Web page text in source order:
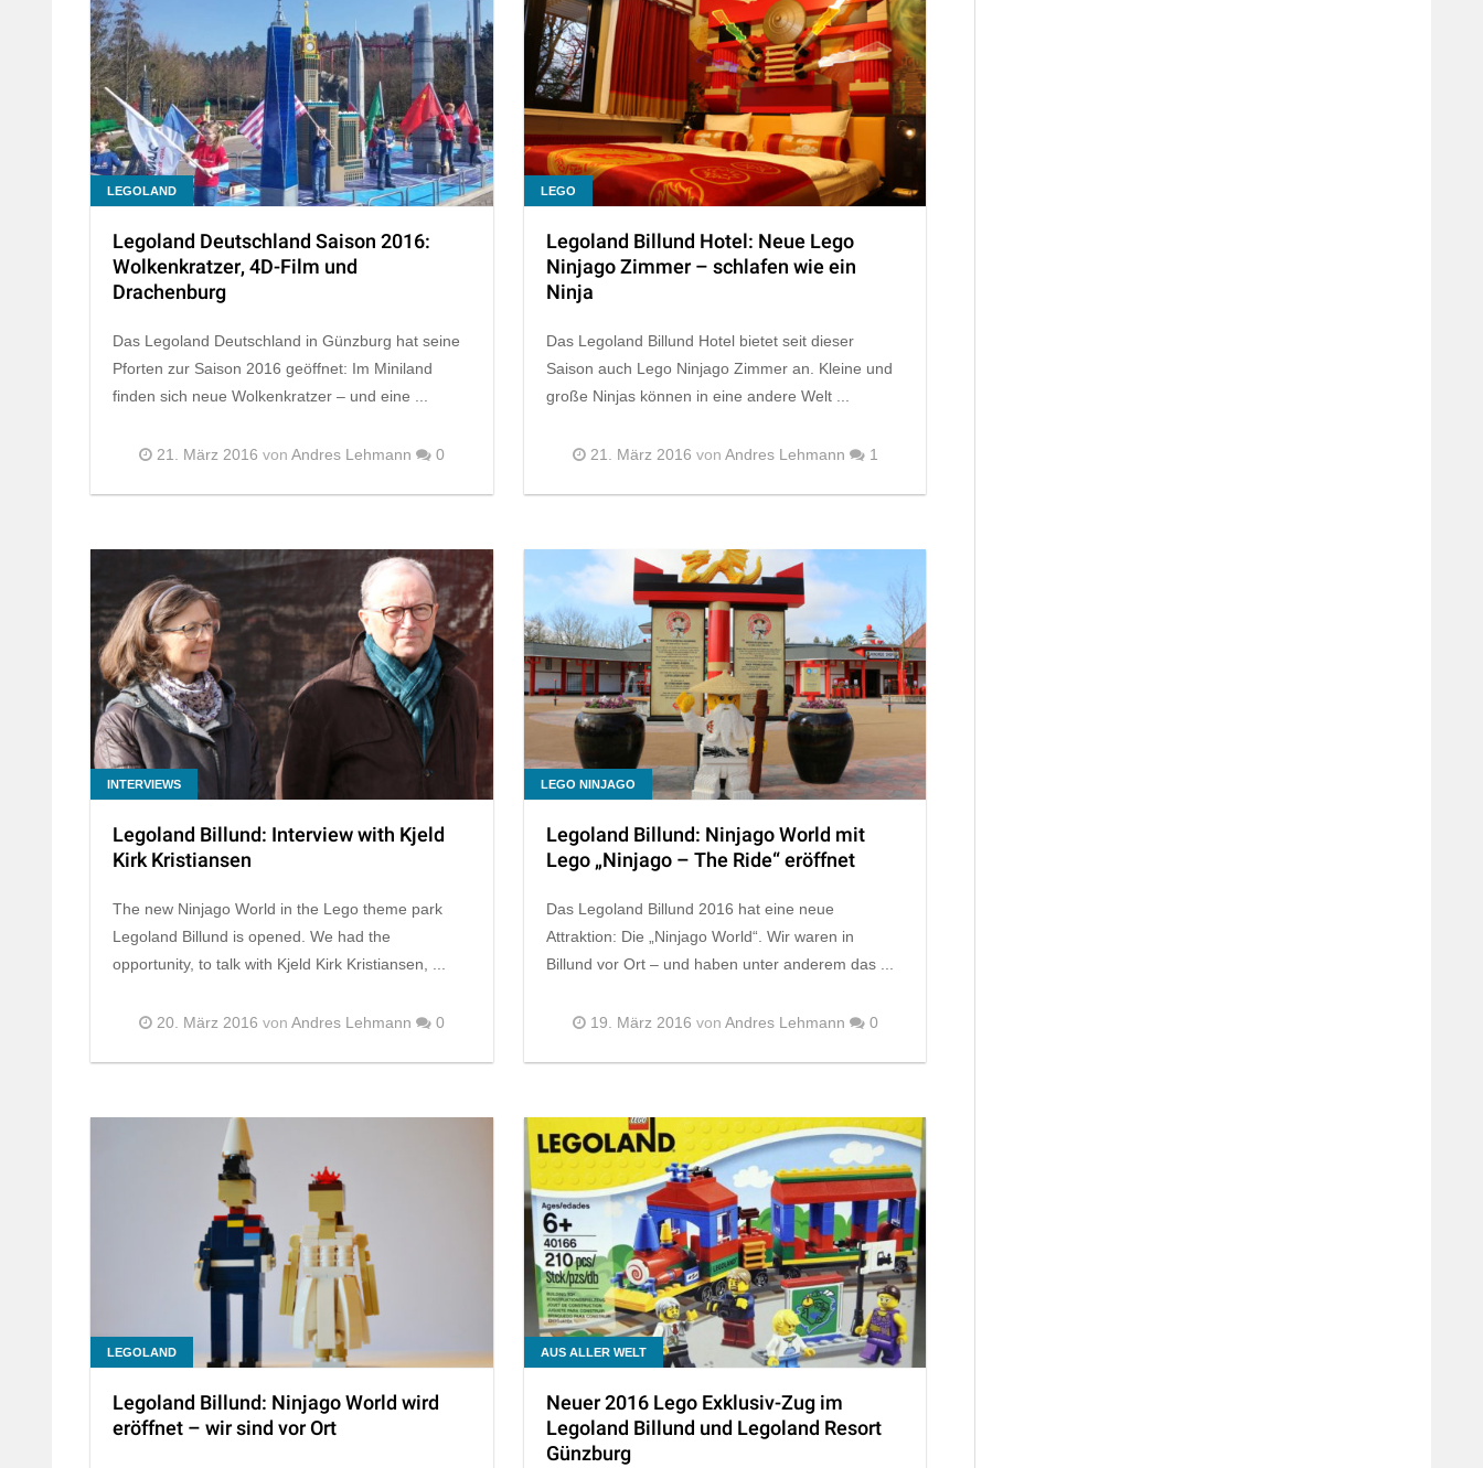
LEGOLAND
Legoland Deutschland Saison 2016:
Wolkenkratzer, 4D-Film und
Drachenburg
Das Legoland Deutschland in Günzburg hat seine
Pforten zur Saison 2016 geöffnet: Im Miniland
finden sich neue Wolkenkratzer – und eine ...
21. März 2016 von Andres Lehmann 0
LEGO
Legoland Billund Hotel: Neue Lego
Ninjago Zimmer – schlafen wie ein
Ninja
Das Legoland Billund Hotel bietet seit dieser
Saison auch Lego Ninjago Zimmer an. Kleine und
große Ninjas können in eine andere Welt ...
21. März 2016 von Andres Lehmann 1
INTERVIEWS
Legoland Billund: Interview with Kjeld
Kirk Kristiansen
The new Ninjago World in the Lego theme park
Legoland Billund is opened. We had the
opportunity, to talk with Kjeld Kirk Kristiansen, ...
20. März 2016 von Andres Lehmann 0
LEGO NINJAGO
Legoland Billund: Ninjago World mit
Lego „Ninjago – The Ride“ eröffnet
Das Legoland Billund 2016 hat eine neue
Attraktion: Die „Ninjago World“. Wir waren in
Billund vor Ort – und haben unter anderem das ...
19. März 2016 von Andres Lehmann 0
LEGOLAND
Legoland Billund: Ninjago World wird
eröffnet – wir sind vor Ort
AUS ALLER WELT
Neuer 2016 Lego Exklusiv-Zug im
Legoland Billund und Legoland Resort
Günzburg